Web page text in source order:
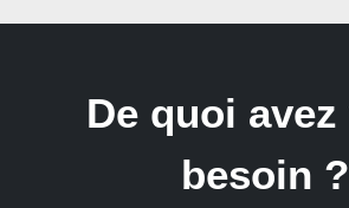
De quoi
besoin ?